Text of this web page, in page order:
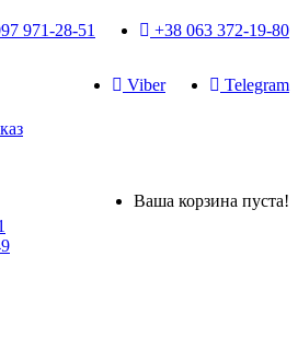
+38 063 372-19-80
971-28-51
Telegram
Viber
Ваша корзина пуста!